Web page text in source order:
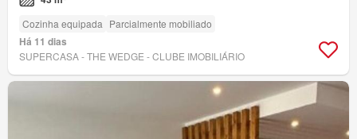
Cozinha equipada Parcialmente mobiliado
Há 11 dias
SUPERCASA - THE WEDGE - CLUBE IMOBILIÁRIO